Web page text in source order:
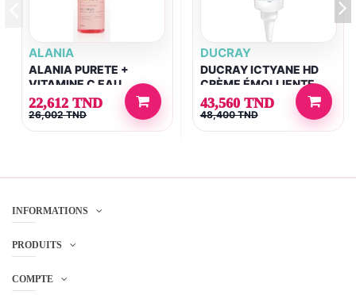
ALANIA
ALANIA PURETE +
VITAMINE C EAU
TONIQUE 150ML
22,612 TND
26,002 TND
DUCRAY
DUCRAY ICTYANE HD
CRÈME ÉMOLLIENTE
50ML
43,560 TND
48,400 TND
INFORMATIONS
PRODUITS
COMPTE